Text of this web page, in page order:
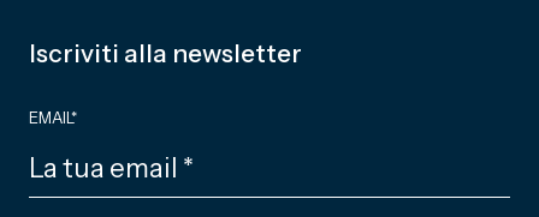
Iscriviti alla newsletter
EMAIL*